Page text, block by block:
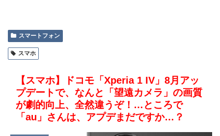
スマートフォン
スマホ
【スマホ】ドコモ「Xperia 1 IV」8月アッ
プデートで、なんと「望遠カメラ」の画質
が劇的向上、全然違うぞ！…ところで
「au」さんは、アプデまだですか…？